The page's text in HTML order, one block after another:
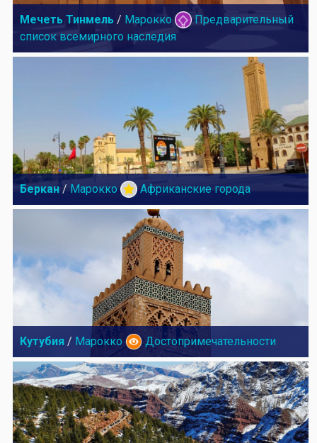
Мечеть Тинмель / Марокко
Предварительный
список всемирного наследия
Беркан / Марокко Африканские города
Кутубия / Марокко Достопримечательности